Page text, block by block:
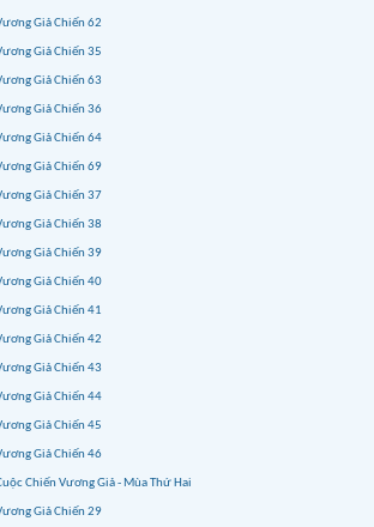
Giả Chiến 62
Giả Chiến 35
Giả Chiến 63
Giả Chiến 36
Giả Chiến 64
Giả Chiến 69
Giả Chiến 37
Giả Chiến 38
Giả Chiến 39
Giả Chiến 40
Giả Chiến 41
Giả Chiến 42
Giả Chiến 43
Giả Chiến 44
Giả Chiến 45
Giả Chiến 46
Chiến Vương Giả - Mùa Thứ Hai
Giả Chiến 29